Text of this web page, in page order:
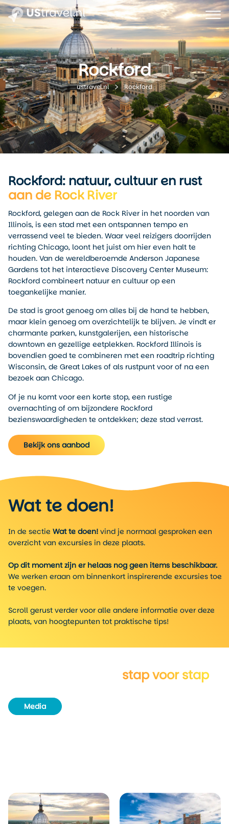
Rockford
ustravel.nl Rockford
Rockford: natuur, cultuur en rust
aan de Rock River
Rockford, gelegen aan de Rock River in het noorden van
Illinois, is een stad met een ontspannen tempo en
verrassend veel te bieden. Waar veel reizigers doorrijden
richting Chicago, loont het juist om hier even halt te
houden. Van de wereldberoemde Anderson Japanese
Gardens tot het interactieve Discovery Center Museum:
Rockford combineert natuur en cultuur op een
toegankelijke manier.
De stad is groot genoeg om alles bij de hand te hebben,
maar klein genoeg om overzichtelijk te blijven. Je vindt er
charmante parken, kunstgalerijen, een historische
downtown en gezellige eetplekken. Rockford Illinois is
bovendien goed te combineren met een roadtrip richting
Wisconsin, de Great Lakes of als rustpunt voor of na een
bezoek aan Chicago.
Of je nu komt voor een korte stop, een rustige
overnachting of om bijzondere Rockford
bezienswaardigheden te ontdekken; deze stad verrast.
Bekijk ons aanbod
Wat te doen!
In de sectie Wat te doen! vind je normaal gesproken een
overzicht van excursies in deze plaats.
Op dit moment zijn er helaas nog geen items beschikbaar.
We werken eraan om binnenkort inspirerende excursies toe
te voegen.
Scroll gerust verder voor alle andere informatie over deze
plaats, van hoogtepunten tot praktische tips!
stap voor stap
Media